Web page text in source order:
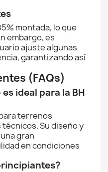
montada, lo que
embargo, es
ajuste algunas
garantizando así
(FAQs)
ideal para la BH
terrenos
Su diseño y
gran
en condiciones